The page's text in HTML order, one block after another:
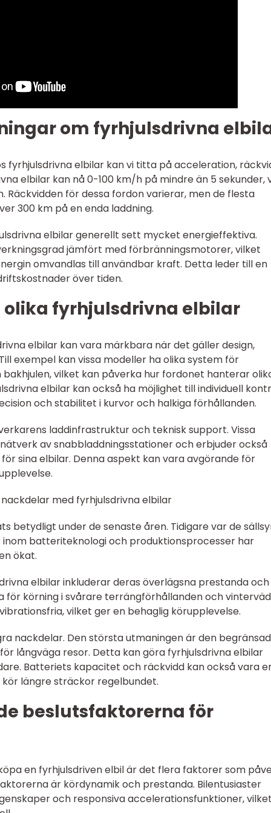
om fyrhjulsdrivna
fyrhjulsdrivna elbilar kan vi titta på acceleration,
elbilar kan nå 0-100 km/h på mindre än 5 sekunder,
Räckvidden för dessa fordon varierar, men de flesta
300 km på en enda laddning.
elbilar generellt sett mycket energieffektiva.
jämfört med förbränningsmotorer, vilket
omvandlas till användbar kraft. Detta leder till en
över tiden.
fyrhjulsdrivna elbilar
elbilar kan vara märkbara när det gäller design,
exempel kan vissa modeller ha olika system för
vilket kan påverka hur fordonet hanterar
elbilar kan också ha möjlighet till individuell
och stabilitet i kurvor och halkiga förhållanden.
laddinfrastruktur och teknisk support. Vissa
av snabbladdningsstationer och erbjuder också
sina elbilar. Denna aspekt kan vara avgörande för
med fyrhjulsdrivna elbilar
betydligt under de senaste åren. Tidigare var de
batteriteknologi och produktionsprocesser har
ökat.
elbilar inkluderar deras överlägsna prestanda och
för körning i svårare terrängförhållanden och
vilket ger en behaglig körupplevelse.
nackdelar. Den största utmaningen är den
långväga resor. Detta kan göra fyrhjulsdrivna elbilar
Batteriets kapacitet och räckvidd kan också vara
längre sträckor regelbundet.
beslutsfaktorerna för
en fyrhjulsdriven elbil är det flera faktorer som
är kördynamik och prestanda. Bilentusiaster
och responsiva accelerationsfunktioner,